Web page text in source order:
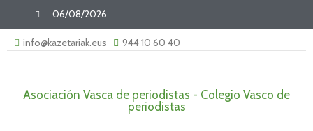
06/08/2026
info@kazetariak.eus 944 10 60 40
Asociación Vasca de periodistas - Colegio Vasco de
periodistas